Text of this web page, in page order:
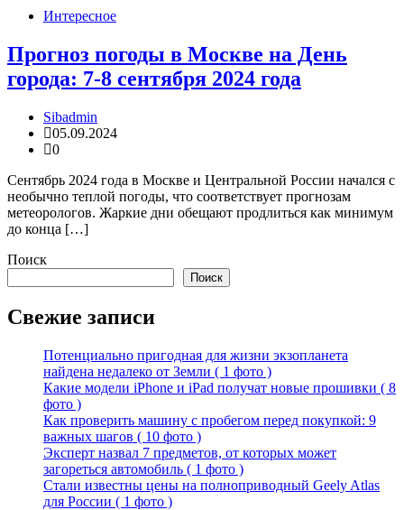
Интересное
Прогноз погоды в Москве на День
города: 7-8 сентября 2024 года
Sibadmin
05.09.2024
0
Сентябрь 2024 года в Москве и Центральной России начался с
необычно теплой погоды, что соответствует прогнозам
метеорологов. Жаркие дни обещают продлиться как минимум
до конца […]
Поиск
Поиск
Свежие записи
Потенциально пригодная для жизни экзопланета
найдена недалеко от Земли ( 1 фото )
Какие модели iPhone и iPad получат новые прошивки ( 8
фото )
Как проверить машину с пробегом перед покупкой: 9
важных шагов ( 10 фото )
Эксперт назвал 7 предметов, от которых может
загореться автомобиль ( 1 фото )
Стали известны цены на полноприводный Geely Atlas
для России ( 1 фото )